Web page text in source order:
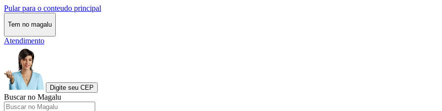
Pular para o conteudo principal
Tem no magalu
Atendimento
Digite seu CEP
Buscar no Magalu